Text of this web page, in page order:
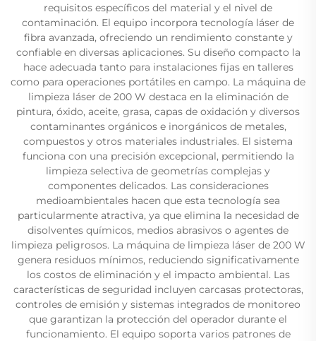
requisitos específicos del material y el nivel de
contaminación. El equipo incorpora tecnología láser de
fibra avanzada, ofreciendo un rendimiento constante y
confiable en diversas aplicaciones. Su diseño compacto la
hace adecuada tanto para instalaciones fijas en talleres
como para operaciones portátiles en campo. La máquina de
limpieza láser de 200 W destaca en la eliminación de
pintura, óxido, aceite, grasa, capas de oxidación y diversos
contaminantes orgánicos e inorgánicos de metales,
compuestos y otros materiales industriales. El sistema
funciona con una precisión excepcional, permitiendo la
limpieza selectiva de geometrías complejas y
componentes delicados. Las consideraciones
medioambientales hacen que esta tecnología sea
particularmente atractiva, ya que elimina la necesidad de
disolventes químicos, medios abrasivos o agentes de
limpieza peligrosos. La máquina de limpieza láser de 200 W
genera residuos mínimos, reduciendo significativamente
los costos de eliminación y el impacto ambiental. Las
características de seguridad incluyen carcasas protectoras,
controles de emisión y sistemas integrados de monitoreo
que garantizan la protección del operador durante el
funcionamiento. El equipo soporta varios patrones de